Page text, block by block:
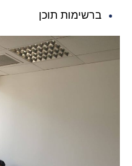
ברשימות תוכן